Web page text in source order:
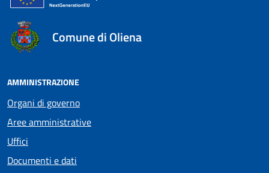
Comune di Oliena
AMMINISTRAZIONE
Organi di governo
Aree amministrative
Uffici
Documenti e dati